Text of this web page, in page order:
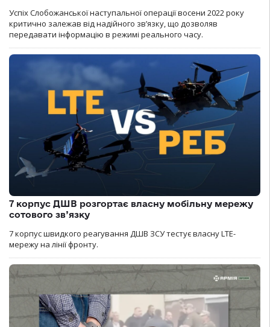
Успіх Слобожанської наступальної операції восени 2022 року
критично залежав від надійного зв’язку, що дозволяв
передавати інформацію в режимі реального часу.
7 корпус ДШВ розгортає власну мобільну мережу
сотового зв’язку
7 корпус швидкого реагування ДШВ ЗСУ тестує власну LTE-
мережу на лінії фронту.